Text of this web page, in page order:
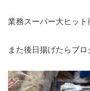
業務スーパー大ヒッ
また後日揚げたらブ